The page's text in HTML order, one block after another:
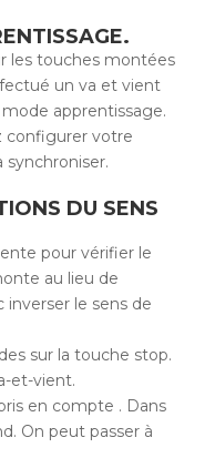
les touches montées
un va et vient
apprentissage.
configurer votre
DU SENS
pour vérifier le
au lieu de
inverser le sens de
sur la touche stop.
et-vient.
en compte . Dans
On peut passer à